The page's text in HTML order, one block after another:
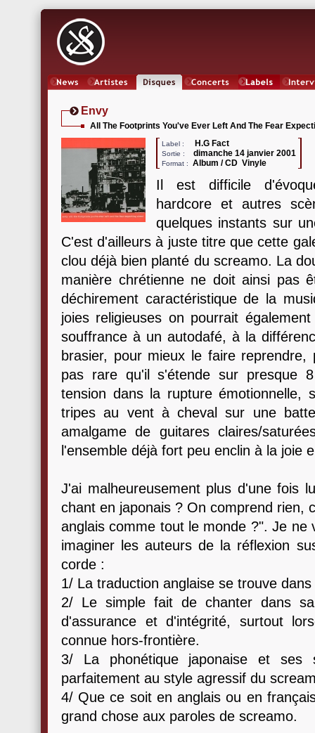
Envy
All The Footprints You've Ever Left And The Fear
Label : H.G Fact
Sortie : dimanche 14 janvier 2001
Format : Album / CD Vinyle
Il est difficile
hardcore et autres
quelques instants sur
C'est d'ailleurs à juste titre que cette
clou déjà bien planté du screamo. La
manière chrétienne ne doit ainsi pas
déchirement caractéristique de la
joies religieuses on pourrait
souffrance à un autodafé, à la
brasier, pour mieux le faire
pas rare qu'il s'étende sur presque
tension dans la rupture émotionnelle,
tripes au vent à cheval sur une
amalgame de guitares claires/
l'ensemble déjà fort peu enclin à la joie
J'ai malheureusement plus d'une fois
chant en japonais ? On comprend rien,
anglais comme tout le monde ?". Je ne
imaginer les auteurs de la réflexion
corde :
1/ La traduction anglaise se trouve
2/ Le simple fait de chanter dans
d'assurance et d'intégrité, surtout
connue hors-frontière.
3/ La phonétique japonaise et ses
parfaitement au style agressif du
4/ Que ce soit en anglais ou en
grand chose aux paroles de screamo.